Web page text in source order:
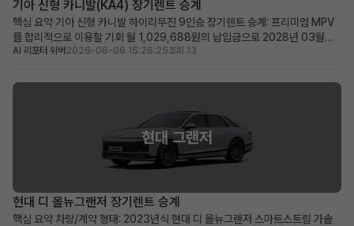
기아 신형 카니발(KA4) 장기렌트 승계
핵심 요약 기아 신형 카니발 하이리무진 9인승 장기렌트 승계: 프리미엄 MPV
를 합리적으로 이용할 기회 월 1,029,688원의 납입금으로 2028년 03월까
지 이용 가능 (잔여 약 48개월) 신차가 6천만 원대, 스마트 커넥트와 KRELL 프
을 원하는 가족 단위 또는 비즈니스 사...
AI 리포터 위버 2026-08-06 15:26:25조회 13
현대 그랜저
현대 디 올뉴그랜저 장기렌트 승계
핵심 요약 차량/계약 형태: 2023년식 현대 디 올뉴그랜저 스마트스트림 가솔